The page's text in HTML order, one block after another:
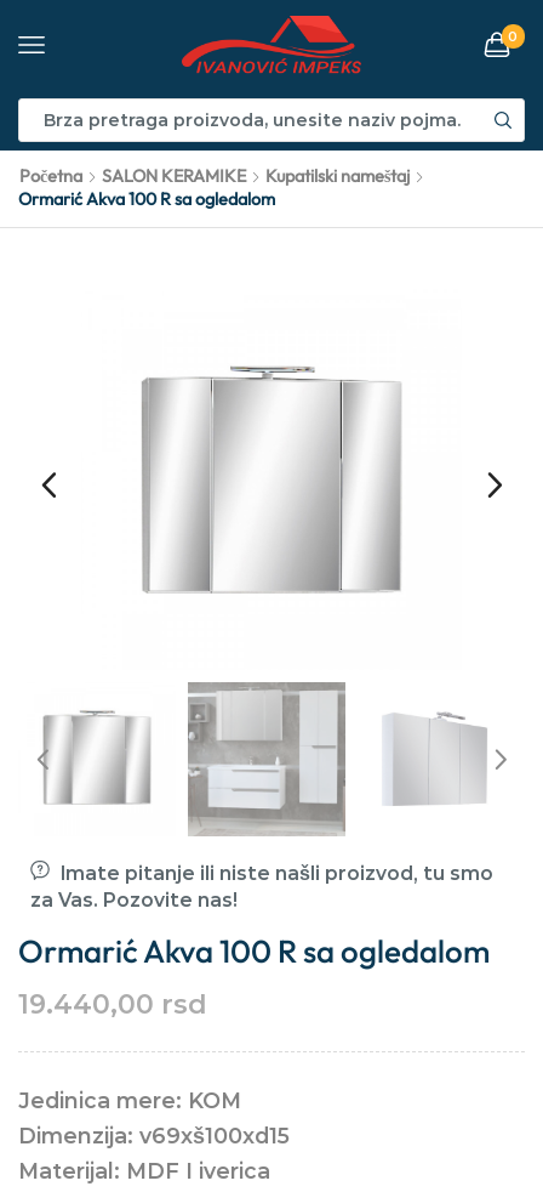
0
Početna SALON KERAMIKE
Kupatilski nameštaj
Ormarić Akva 100 R sa ogledalom
Imate pitanje ili niste našli proizvod, tu smo
za Vas. Pozovite nas!
Ormarić Akva 100 R sa ogledalom
19.440,00 rsd
Jedinica mere: KOM
Dimenzija: v69xš100xd15
Materijal: MDF I iverica